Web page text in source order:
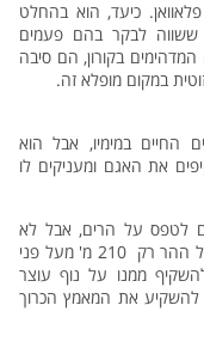
כיעד, הוא בהחלט
ששווה לבקר בהם פעמים
המדהימים בקורון, הם סיבה
במקום מופלא זה.
החיים במימיו, אבל הוא
את האגם ומעניקים לו
לטפס על הרים, אבל לא
אוהבים את הבוץ והלכלוך הכרוכים בכך. גובהו של ההר רק 210 מ' מעל פני
ממנו על נוף עוצר
להשקיע את המאמץ הכרוך